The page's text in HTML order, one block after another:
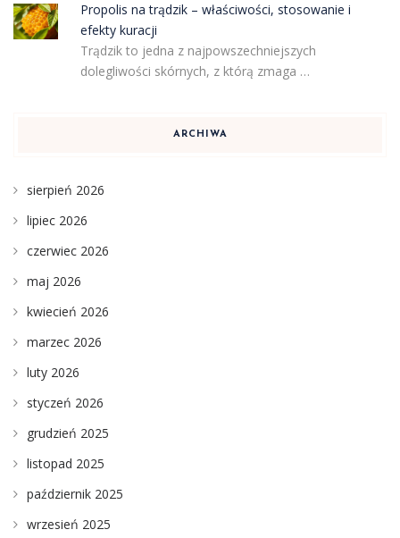
Propolis na trądzik – właściwości, stosowanie i
efekty kuracji
Trądzik to jedna z najpowszechniejszych
dolegliwości skórnych, z którą zmaga …
ARCHIWA
sierpień 2026
lipiec 2026
czerwiec 2026
maj 2026
kwiecień 2026
marzec 2026
luty 2026
styczeń 2026
grudzień 2025
listopad 2025
październik 2025
wrzesień 2025